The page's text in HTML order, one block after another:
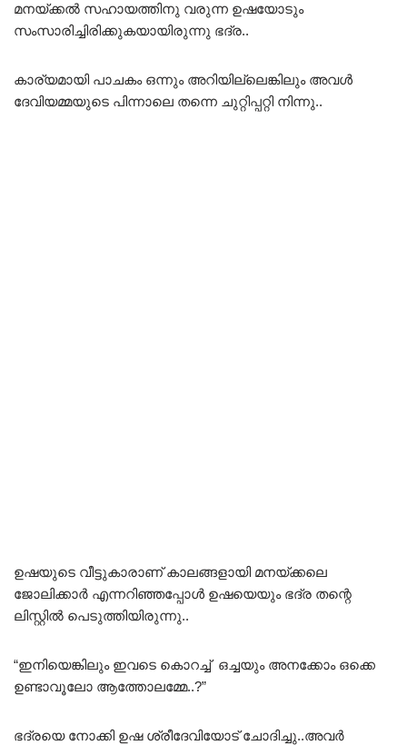
മനയ്ക്കൽ സഹായത്തിനു വരുന്ന ഉഷയോടും
സംസാരിച്ചിരിക്കുകയായിരുന്നു ഭദ്ര..
കാര്യമായി പാചകം ഒന്നും അറിയില്ലെങ്കിലും അവൾ
ദേവിയമ്മയുടെ പിന്നാലെ തന്നെ ചുറ്റിപ്പറ്റി നിന്നു..
ഉഷയുടെ വീട്ടുകാരാണ് കാലങ്ങളായി മനയ്ക്കലെ
ജോലിക്കാർ എന്നറിഞ്ഞപ്പോൾ ഉഷയെയും ഭദ്ര തന്റെ
ലിസ്റ്റിൽ പെടുത്തിയിരുന്നു..
“ഇനിയെങ്കിലും ഇവടെ കൊറച്ച് ഒച്ചയും അനക്കോം ഒക്കെ
ഉണ്ടാവൂലോ ആത്തോലമ്മേ..?”
ഭദ്രയെ നോക്കി ഉഷ ശ്രീദേവിയോട് ചോദിച്ചു..അവർ